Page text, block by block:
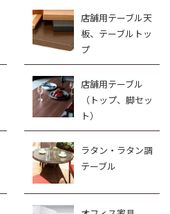
店舗用テーブル天
板、テーブルトッ
プ
店舗用テーブル
（トップ、脚セッ
ト）
ラタン・ラタン調
テーブル